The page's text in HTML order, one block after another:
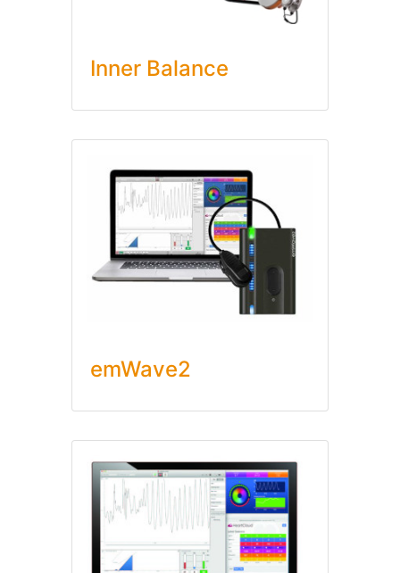
Inner Balance
emWave2